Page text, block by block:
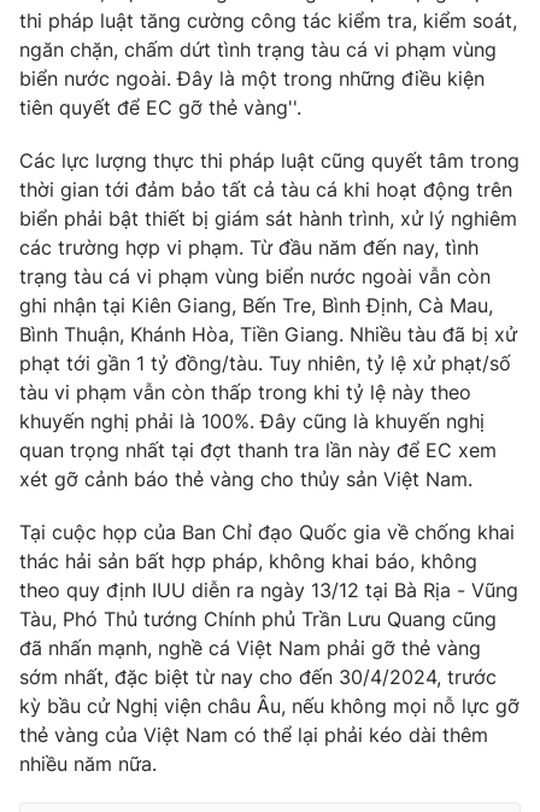
Thị trường 24h Tấm lòng Việt
VTV4 Vươn mình bằng AI
VTV9 VTV8
Liên hệ tòa soạn English
THỜI BÁO VTV
Cơ quan chủ quản:Đài Truyền hình Việt Nam
Cơ quan báo chí:
Thời báo VTV
Giấy phép hoạt động báo in và báo điện tử số 483/GP-BTTTT
cấp ngày 29/12/2023
Tổng Biên tập:Vũ Thanh Thủy
Phó Tổng Biên tập:Nguyễn Thị Mỹ Hạnh, Phạm Quốc Thắng,
Nguyễn Trọng Ninh
thi pháp luật tăng cường công tác kiểm tra, kiểm soát,
ngăn chặn, chấm dứt tình trạng tàu cá vi phạm vùng
biển nước ngoài. Đây là một trong những điều kiện
tiên quyết để EC gỡ thẻ vàng''.
Các lực lượng thực thi pháp luật cũng quyết tâm trong
thời gian tới đảm bảo tất cả tàu cá khi hoạt động trên
biển phải bật thiết bị giám sát hành trình, xử lý nghiêm
các trường hợp vi phạm. Từ đầu năm đến nay, tình
trạng tàu cá vi phạm vùng biển nước ngoài vẫn còn
ghi nhận tại Kiên Giang, Bến Tre, Bình Định, Cà Mau,
Bình Thuận, Khánh Hòa, Tiền Giang. Nhiều tàu đã bị xử
phạt tới gần 1 tỷ đồng/tàu. Tuy nhiên, tỷ lệ xử phạt/số
tàu vi phạm vẫn còn thấp trong khi tỷ lệ này theo
khuyến nghị phải là 100%. Đây cũng là khuyến nghị
quan trọng nhất tại đợt thanh tra lần này để EC xem
xét gỡ cảnh báo thẻ vàng cho thủy sản Việt Nam.
Tại cuộc họp của Ban Chỉ đạo Quốc gia về chống khai
thác hải sản bất hợp pháp, không khai báo, không
theo quy định IUU diễn ra ngày 13/12 tại Bà Rịa - Vũng
Tàu, Phó Thủ tướng Chính phủ Trần Lưu Quang cũng
đã nhấn mạnh, nghề cá Việt Nam phải gỡ thẻ vàng
sớm nhất, đặc biệt từ nay cho đến 30/4/2024, trước
kỳ bầu cử Nghị viện châu Âu, nếu không mọi nỗ lực gỡ
thẻ vàng của Việt Nam có thể lại phải kéo dài thêm
nhiều năm nữa.